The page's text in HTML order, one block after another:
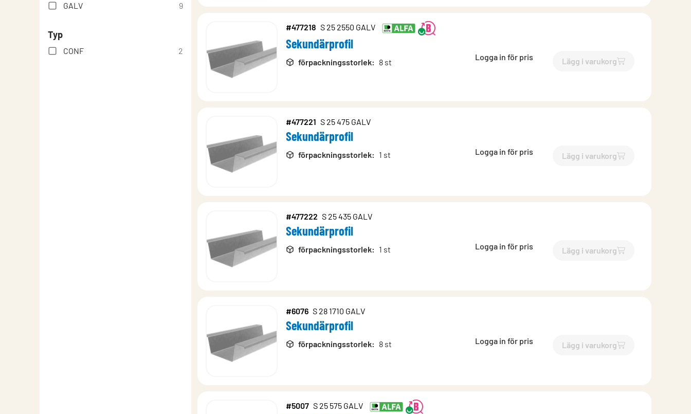
GALV 9
Typ
CONF 2
#477218 S 25 2550 GALV
Sekundärprofil
förpackningsstorlek: 8 st
Logga in för pris Lägg i varukorg
`$Lägg till
#477221 S 25 475 GALV
Sekundärprofil
förpackningsstorlek: 1 st Logga in för pris Lägg i varukorg
`$Lägg till
#477222 S 25 435 GALV
Sekundärprofil
förpackningsstorlek: 1 st Logga in för pris Lägg i varukorg
`$Lägg till
#6076 S 28 1710 GALV
Sekundärprofil
förpackningsstorlek: 8 st Logga in för pris Lägg i varukorg
`$Lägg till
#5007 S 25 575 GALV